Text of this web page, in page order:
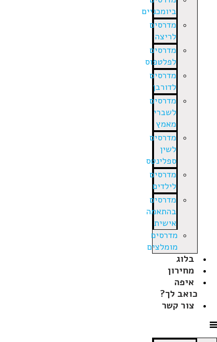
ביומכניים
מדרסים
לריצה
מדרסים
לפלטפוס
מדרסים
לדורבן
מדרסים
לשברי
מאמץ
מדרסים
לשין
ספלינטס
מדרסים
לילדים
מדרסים
בהתאמה
אישית
מדרסים
מומלצים
בלוג
מחירון
איפה
כואב לך?
צור קשר